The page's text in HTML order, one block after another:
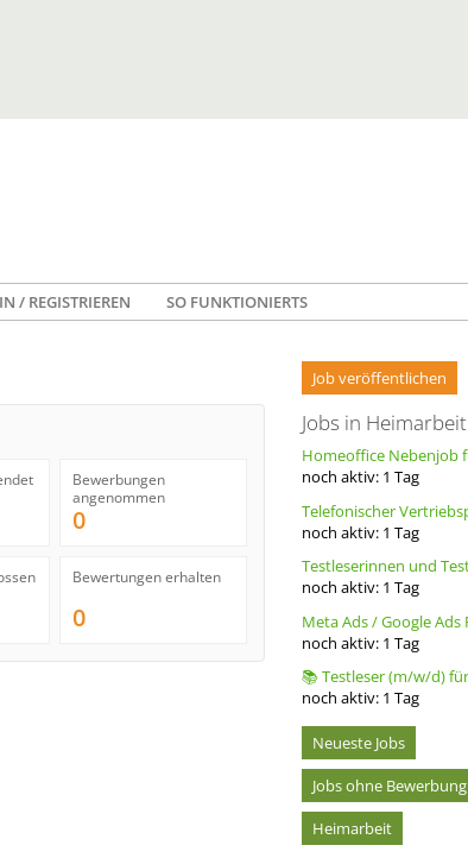
/ REGISTRIEREN SO FUNKTIONIERTS
Bewerbungen
angenommen
0
Bewertungen erhalten
0
Job veröffentlichen
Jobs in Heimarbeit
noch aktiv: 1 Tag
noch aktiv: 1 Tag
noch aktiv: 1 Tag
noch aktiv: 1 Tag
noch aktiv: 1 Tag
Neueste Jobs
Jobs ohne Bewerbung
Heimarbeit